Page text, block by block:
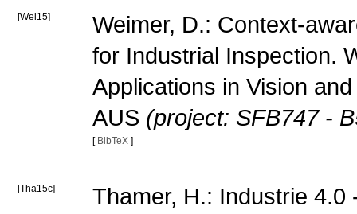
[Wei15]
Weimer, D.: Context-
for Industrial Inspection.
Applications in Vision
AUS (project: SFB747 -
[ BibTeX ]
[Tha15c]
Thamer, H.: Industrie